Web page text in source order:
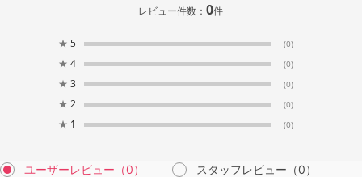
レビュー件数：0件
★ 5 (0)
★ 4 (0)
★ 3 (0)
★ 2 (0)
★ 1 (0)
ユーザーレビュー （0） スタッフレビュー （0）